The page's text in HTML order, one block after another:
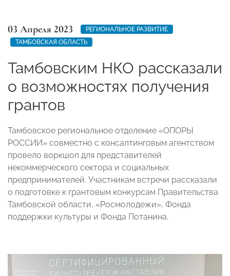
03 Апреля 2023
РЕГИОНАЛЬНОЕ РАЗВИТИЕ
ТАМБОВСКАЯ ОБЛАСТЬ
Тамбовским НКО рассказали
о возможностях получения
грантов
Тамбовское региональное отделение «ОПОРЫ
РОССИИ» совместно с консалтинговым агентством
провело воркшоп для представителей
некоммерческого сектора и социальных
предпринимателей. Участникам встречи рассказали
о подготовке к грантовым конкурсам Правительства
Тамбовской области, «Росмолодежи», Фонда
поддержки культуры и Фонда Потанина.